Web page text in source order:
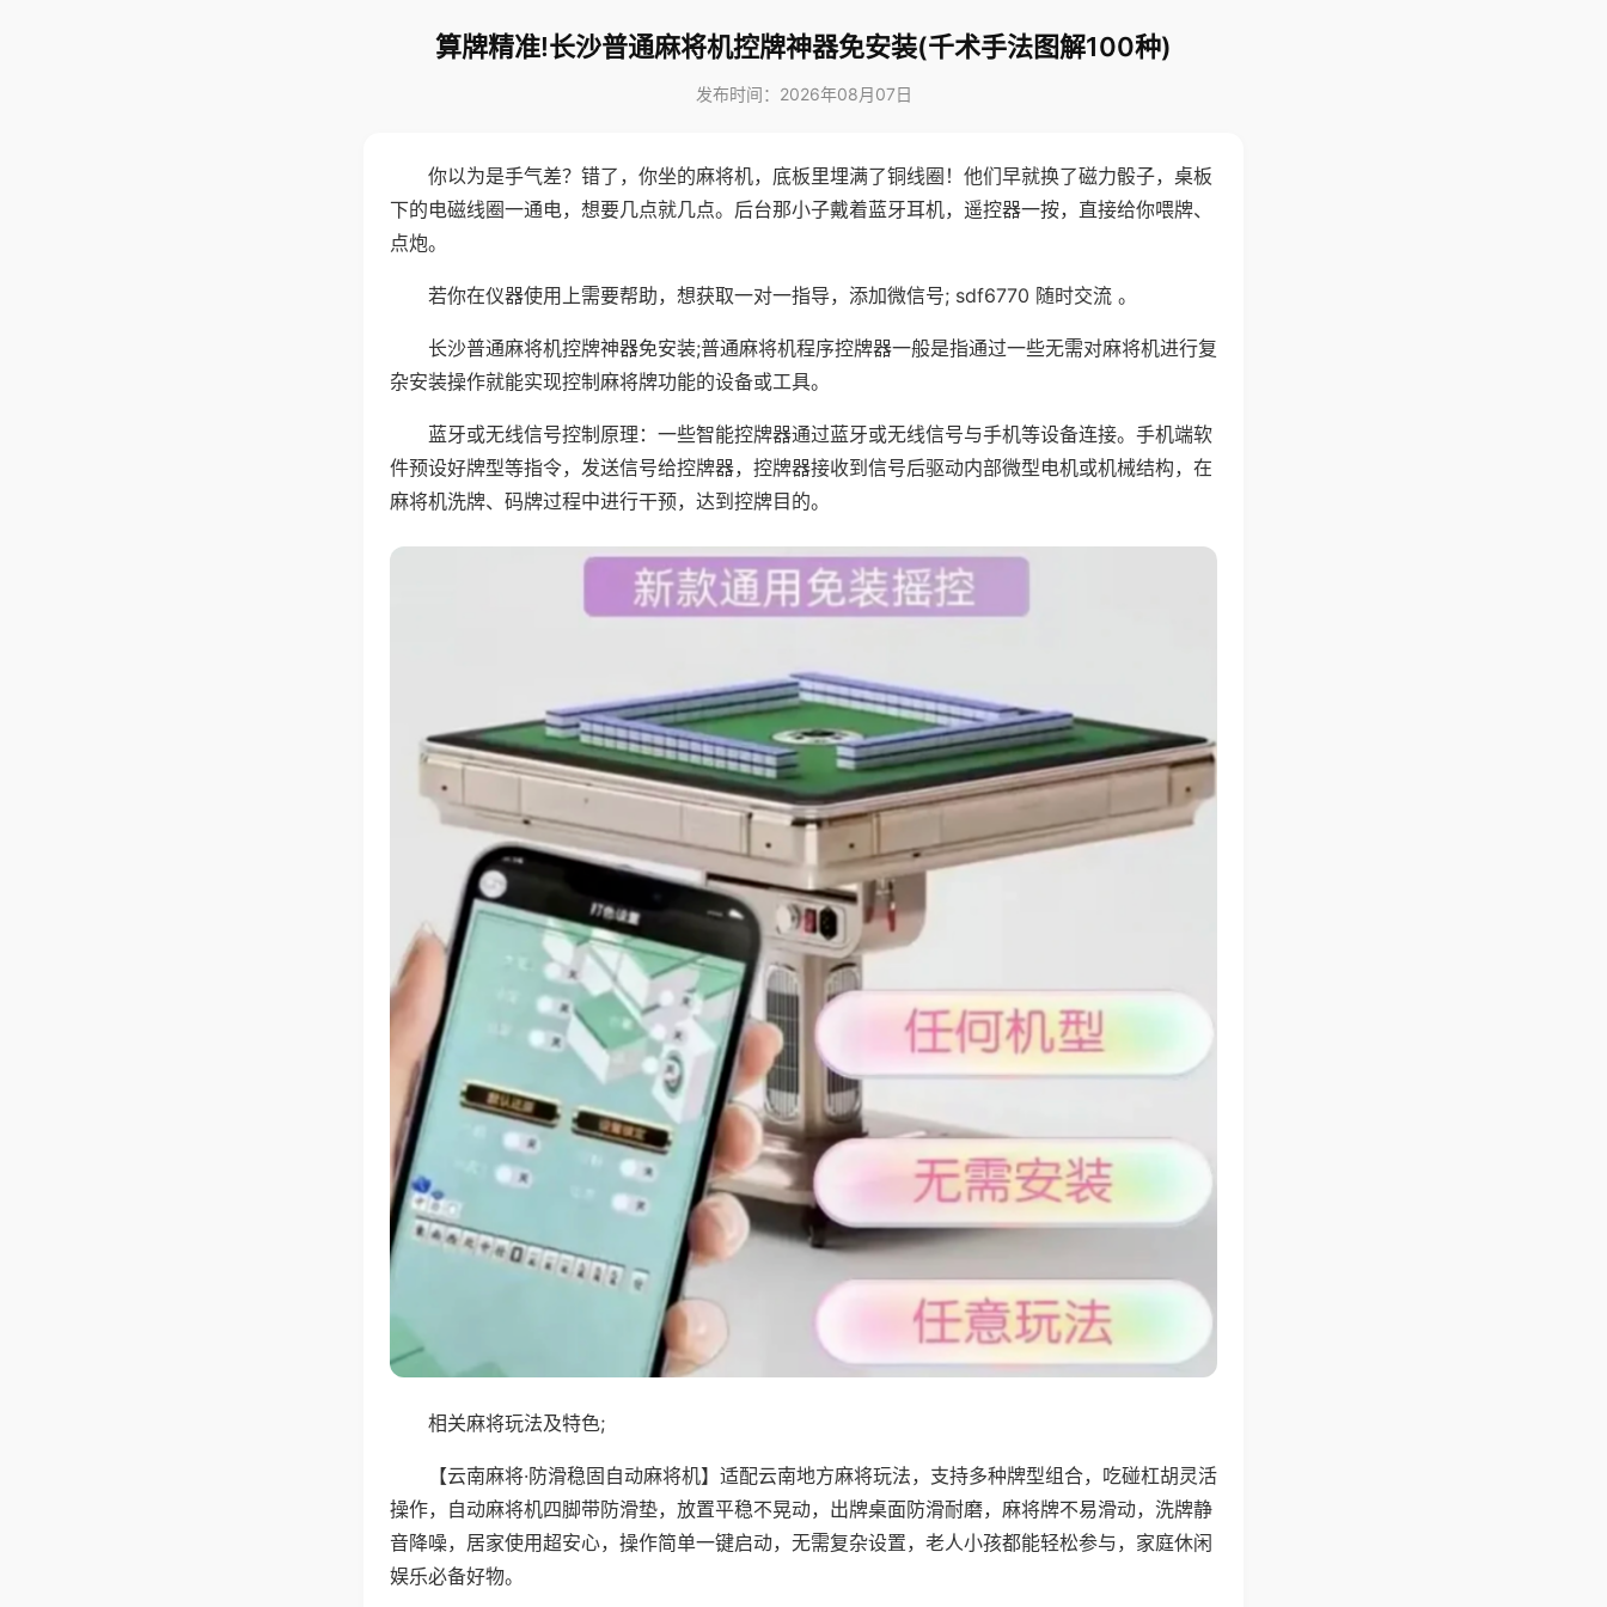
算牌精准!长沙普通麻将机控牌神器免安装(千术手法图解100种)
发布时间：2026年08月07日
你以为是手气差？错了，你坐的麻将机，底板里埋满了铜线圈！他们早就换了磁力骰子，桌板
下的电磁线圈一通电，想要几点就几点。后台那小子戴着蓝牙耳机，遥控器一按，直接给你喂牌、
点炮。
若你在仪器使用上需要帮助，想获取一对一指导，添加微信号; sdf6770 随时交流 。
长沙普通麻将机控牌神器免安装;普通麻将机程序控牌器一般是指通过一些无需对麻将机进行复
杂安装操作就能实现控制麻将牌功能的设备或工具。
蓝牙或无线信号控制原理：一些智能控牌器通过蓝牙或无线信号与手机等设备连接。手机端软
件预设好牌型等指令，发送信号给控牌器，控牌器接收到信号后驱动内部微型电机或机械结构，在
麻将机洗牌、码牌过程中进行干预，达到控牌目的。
相关麻将玩法及特色;
【云南麻将·防滑稳固自动麻将机】适配云南地方麻将玩法，支持多种牌型组合，吃碰杠胡灵活
操作，自动麻将机四脚带防滑垫，放置平稳不晃动，出牌桌面防滑耐磨，麻将牌不易滑动，洗牌静
音降噪，居家使用超安心，操作简单一键启动，无需复杂设置，老人小孩都能轻松参与，家庭休闲
娱乐必备好物。